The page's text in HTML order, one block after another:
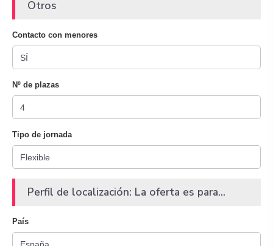
Otros
Contacto con menores
Nº de plazas
Tipo de jornada
Perfil de localización: La oferta es para...
País